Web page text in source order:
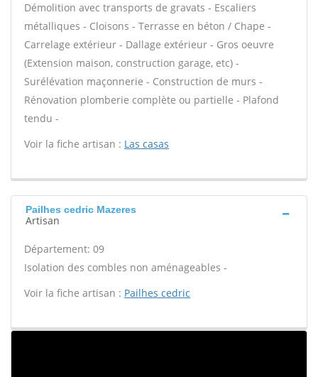
Démolition avec transports de gravats - Escaliers
métalliques - Cloisons - Terrasse en béton / Chape -
Carrelage extérieur - Dallage extérieur - Gros oeuvre
(Extension maison, construction garage, etc) -
Surélévation maçonnerie - Construction de murs -
Rénovation plomberie complète ou partielle - Plafond
tendu -
Voir la fiche artisan : Las casas
Pailhes cedric Mazeres
Artisan
Département: 09
Isolation des combles non aménageables -
Voir la fiche artisan : Pailhes cedric